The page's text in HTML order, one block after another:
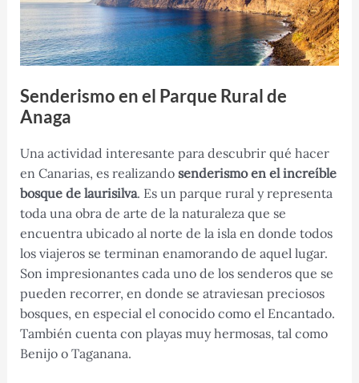
Senderismo en el Parque Rural de
Anaga
Una actividad interesante para descubrir qué hacer
en Canarias, es realizando senderismo en el increíble
bosque de laurisilva. Es un parque rural y representa
toda una obra de arte de la naturaleza que se
encuentra ubicado al norte de la isla en donde todos
los viajeros se terminan enamorando de aquel lugar.
Son impresionantes cada uno de los senderos que se
pueden recorrer, en donde se atraviesan preciosos
bosques, en especial el conocido como el Encantado.
También cuenta con playas muy hermosas, tal como
Benijo o Taganana.